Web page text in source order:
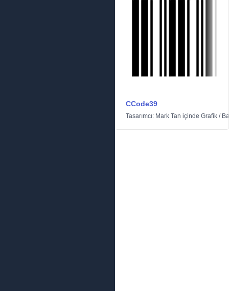
CCode39
Tasarımcı: Mark Tan içinde Grafik /